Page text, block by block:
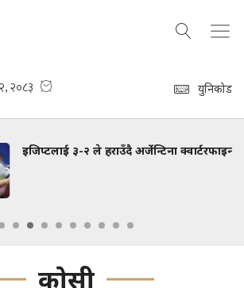
युनिकोड
३-२ ले हराउँदै अर्जेन्टिना क्वार्टरफाइनलमा प्रवेश
काेसी